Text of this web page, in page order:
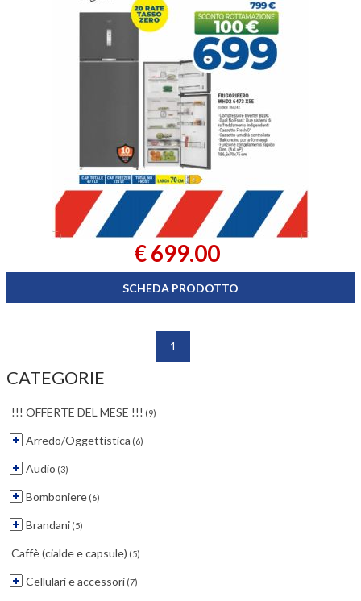
€ 699.00
SCHEDA PRODOTTO
1
CATEGORIE
!!! OFFERTE DEL MESE !!! (9)
Arredo/Oggettistica (6)
Audio (3)
Bomboniere(6)
Brandani(5)
Caffè (cialde e capsule) (5)
Cellulari e accessori(7)